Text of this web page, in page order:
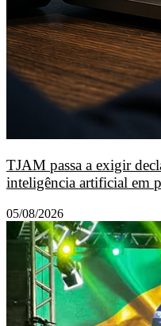
TJAM passa a exigir
inteligência artificial em
05/08/2026